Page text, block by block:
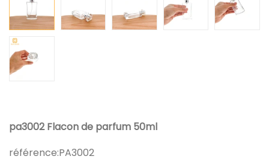
pa3002 Flacon de parfum 50ml
référence:PA3002